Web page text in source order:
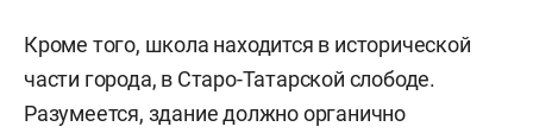
Кроме того, школа находится в исторической
части города, в Старо-Татарской слободе.
Разумеется, здание должно органично